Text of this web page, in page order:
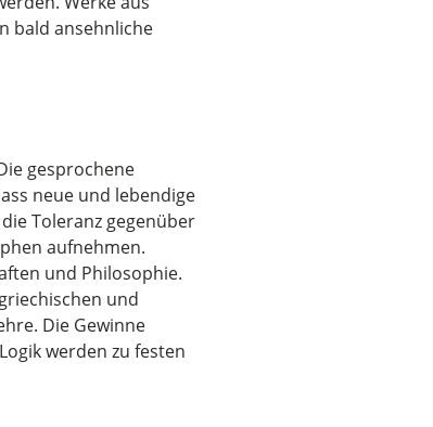
bald ansehnliche
gesprochene
neue und lebendige
Toleranz gegenüber
aufnehmen.
und Philosophie.
und
Die Gewinne
werden zu festen